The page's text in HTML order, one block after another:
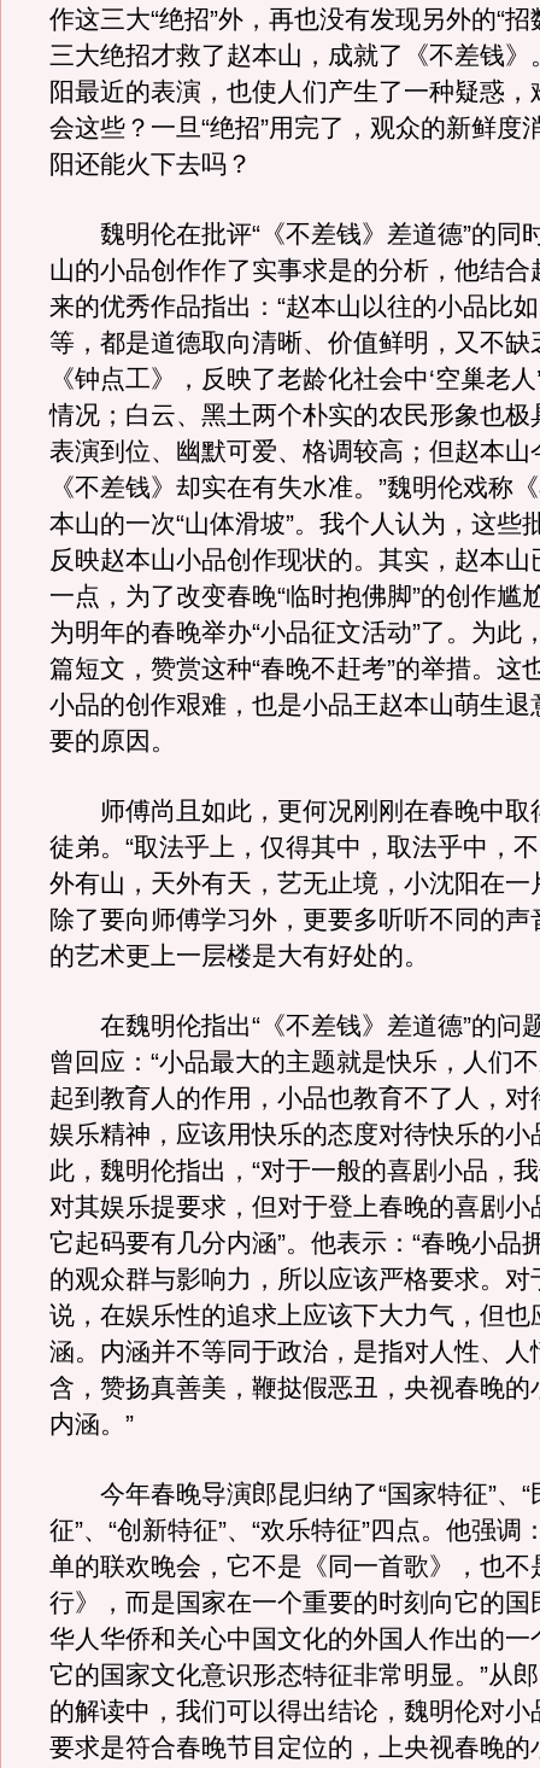
作这三大“绝招”外，再也没有发现另外的“招
三大绝招才救了赵本山，成就了《不差钱》
阳最近的表演，也使人们产生了一种疑惑，
会这些？一旦“绝招”用完了，观众的新鲜度
阳还能火下去吗？
魏明伦在批评“《不差钱》差道德”的同
山的小品创作作了实事求是的分析，他结合
来的优秀作品指出：“赵本山以往的小品比
等，都是道德取向清晰、价值鲜明，又不缺
《钟点工》，反映了老龄化社会中‘空巢老
情况；白云、黑土两个朴实的农民形象也极
表演到位、幽默可爱、格调较高；但赵本山
《不差钱》却实在有失水准。”魏明伦戏称
本山的一次“山体滑坡”。我个人认为，这些
反映赵本山小品创作现状的。其实，赵本山
一点，为了改变春晚“临时抱佛脚”的创作尴
为明年的春晚举办“小品征文活动”了。为此
篇短文，赞赏这种“春晚不赶考”的举措。这
小品的创作艰难，也是小品王赵本山萌生退
要的原因。
师傅尚且如此，更何况刚刚在春晚中取
徒弟。“取法乎上，仅得其中，取法乎中，
外有山，天外有天，艺无止境，小沈阳在一
除了要向师傅学习外，更要多听听不同的声
的艺术更上一层楼是大有好处的。
在魏明伦指出“《不差钱》差道德”的问
曾回应：“小品最大的主题就是快乐，人们
起到教育人的作用，小品也教育不了人，对
娱乐精神，应该用快乐的态度对待快乐的小
此，魏明伦指出，“对于一般的喜剧小品，
对其娱乐提要求，但对于登上春晚的喜剧小
它起码要有几分内涵”。他表示：“春晚小品
的观众群与影响力，所以应该严格要求。对
说，在娱乐性的追求上应该下大力气，但也
涵。内涵并不等同于政治，是指对人性、人
含，赞扬真善美，鞭挞假恶丑，央视春晚的
内涵。”
今年春晚导演郎昆归纳了“国家特征”、“
征”、“创新特征”、“欢乐特征”四点。他强调
单的联欢晚会，它不是《同一首歌》，也不
行》，而是国家在一个重要的时刻向它的国
华人华侨和关心中国文化的外国人作出的一
它的国家文化意识形态特征非常明显。”从
的解读中，我们可以得出结论，魏明伦对小
要求是符合春晚节目定位的，上央视春晚的